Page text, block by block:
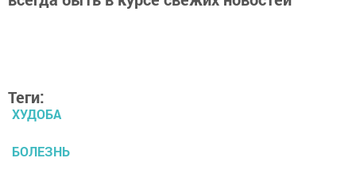
Теги:
ХУДОБА
БОЛЕЗНЬ